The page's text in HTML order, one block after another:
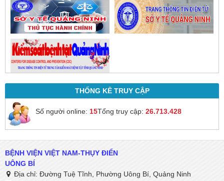
THỐNG KÊ TRUY CẬP
Số người online: 15Tổng truy cập: 26.713.428
BỆNH VIỆN VIỆT NAM-THỤY ĐIỂN
UÔNG BÍ
Địa chỉ: Đường Tuệ Tĩnh, Phường Uông Bí, Quảng Ninh